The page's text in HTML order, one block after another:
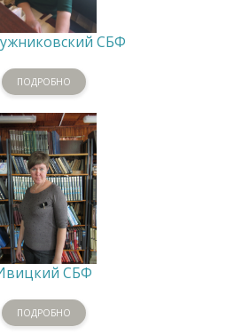
СБФ
ПОДРОБНО
СБФ
ПОДРОБНО